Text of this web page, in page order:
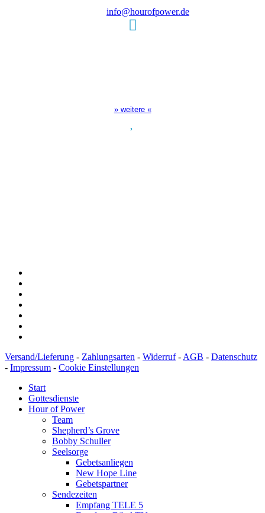
info@hourofpower.de
» weitere «
Versand/Lieferung - Zahlungsarten - Widerruf- AGB - Datenschutz
- Impressum - Cookie Einstellungen
Start
Gottesdienste
Hour of Power
Team
Shepherd’s Grove
Bobby Schuller
Seelsorge
Gebetsanliegen
New Hope Line
Gebetspartner
Sendezeiten
Empfang TELE 5